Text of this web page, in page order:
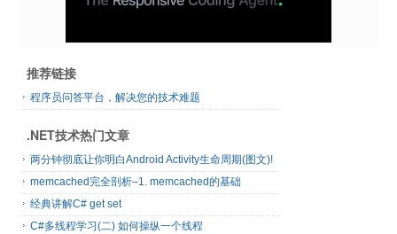
推荐链接
程序员问答平台，解决您的技术难题
.NET技术热门文章
两分钟彻底让你明白Android Activity生命周期(图文)!
memcached完全剖析–1. memcached的基础
经典讲解C# get set
C#多线程学习(二) 如何操纵一个线程